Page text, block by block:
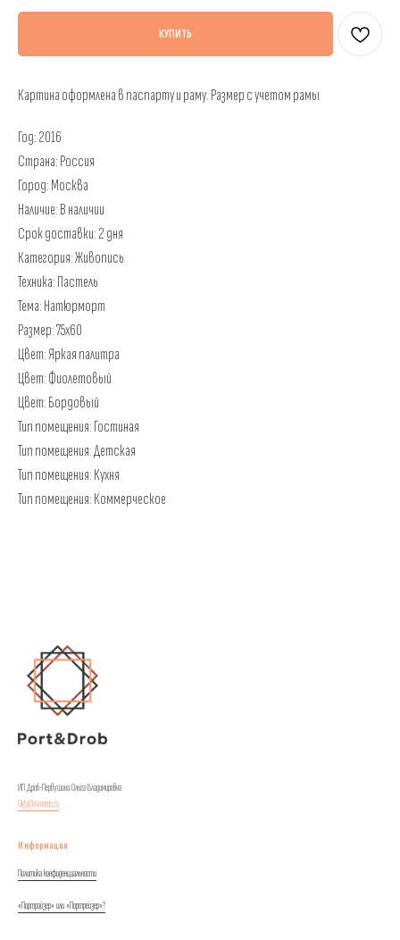
КУПИТЬ
Картина оформлена в паспарту и раму. Размер с учетом рамы
Год: 2016
Страна: Россия
Город: Москва
Наличие: В наличии
Срок доставки: 2 дня
Категория: Живопись
Техника: Пастель
Тема: Натюрморт
Размер: 75х60
Цвет: Яркая палитра
Цвет: Фиолетовый
Цвет: Бордовый
Тип помещения: Гостиная
Тип помещения: Детская
Тип помещения: Кухня
Тип помещения: Коммерческое
ИП Дроб-Первушина Ольга Владимировна
Olga@4rooms.ru
Информация
Политика конфиденциальности
«Портрайзер» или «Портрейзер»?